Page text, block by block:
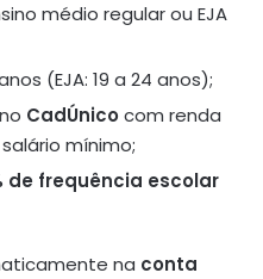
médio regular ou EJA
(EJA: 19 a 24 anos);
CadÚnico com renda
mínimo;
de frequência escolar
na conta